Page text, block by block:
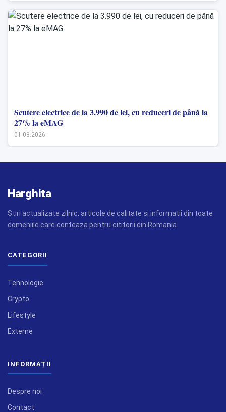
Scutere electrice de la 3.990 de lei, cu reduceri de până la
27% la eMAG
01.08.2026
Harghita
Stiri actualizate zilnic, articole de calitate si informatii din toate
domeniile care conteaza pentru cititorii din Romania.
CATEGORII
Tehnologie
Crypto
Lifestyle
Externe
INFORMAȚII
Despre noi
Contact